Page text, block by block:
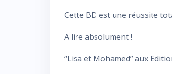
Cette BD est une réussite
A lire absolument !
“Lisa et Mohamed” aux